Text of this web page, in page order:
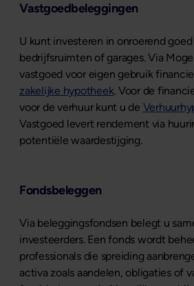
Vastgoedbeleggingen
U kunt investeren in onroerend
bedrijfsruimten of garages. Via
vastgoed voor eigen gebruik
zakelijke hypotheek. Voor de
voor de verhuur kunt u de
Vastgoed levert rendement via
potentiële waardestijging.
Fondsbeleggen
Via beleggingsfondsen belegt u
investeerders. Een fonds wordt
professionals die spreiding
activa zoals aandelen, obligaties of